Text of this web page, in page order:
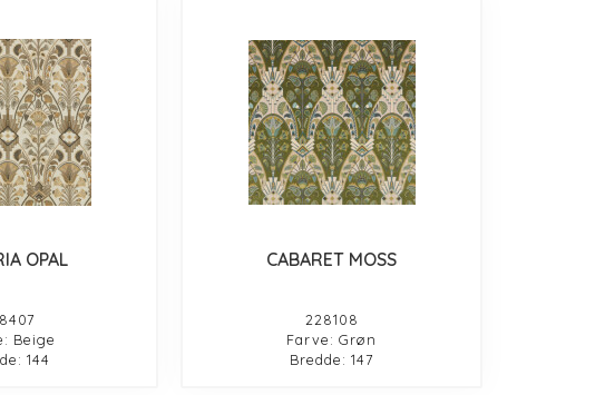
OPAL
Beige
144
CABARET MOSS
228108
Farve: Grøn
Bredde: 147